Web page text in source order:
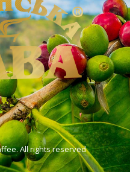
All rights reserved